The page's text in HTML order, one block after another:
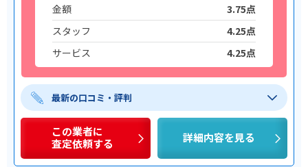
金額
3.75点
スタッフ
4.25点
サービス
4.25点
最新の口コミ・評判
この業者に
査定依頼する
詳細内容を見る